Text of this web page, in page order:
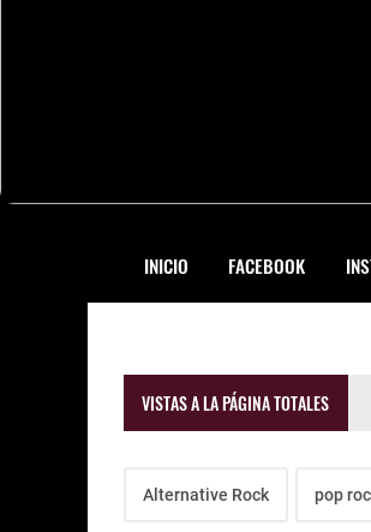
INICIO FACEBOOK
VISTAS A LA PÁGINA TOTALES
Alternative Rock pop